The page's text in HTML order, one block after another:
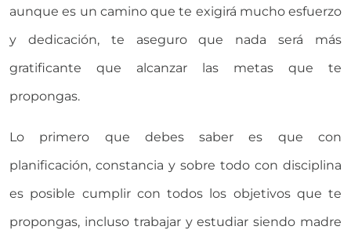
aunque es un camino que te exigirá mucho esfuerzo
y dedicación, te aseguro que nada será más
gratificante que alcanzar las metas que te
propongas.
Lo primero que debes saber es que con
planificación, constancia y sobre todo con disciplina
es posible cumplir con todos los objetivos que te
propongas, incluso trabajar y estudiar siendo madre